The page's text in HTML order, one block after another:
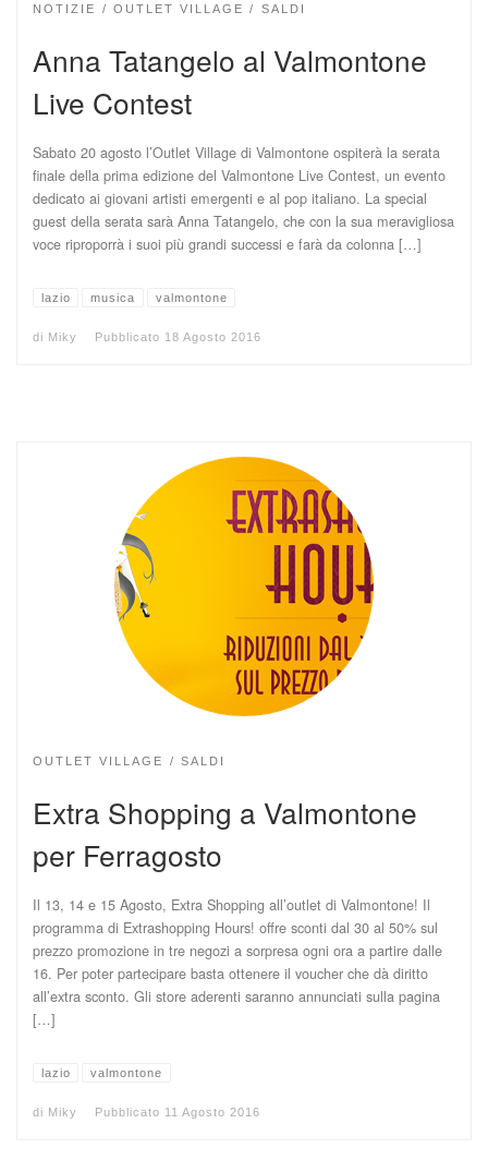
NOTIZIE OUTLET VILLAGE SALDI
Anna Tatangelo al Valmontone
Live Contest
Sabato 20 agosto l’Outlet Village di Valmontone ospiterà la serata
finale della prima edizione del Valmontone Live Contest, un evento
dedicato ai giovani artisti emergenti e al pop italiano. La special
guest della serata sarà Anna Tatangelo, che con la sua meravigliosa
voce riproporrà i suoi più grandi successi e farà da colonna […]
lazio musica valmontone
di Miky Pubblicato 18 Agosto 2016
OUTLET VILLAGE SALDI
Extra Shopping a Valmontone
per Ferragosto
Il 13, 14 e 15 Agosto, Extra Shopping all’outlet di Valmontone! Il
programma di Extrashopping Hours! offre sconti dal 30 al 50% sul
prezzo promozione in tre negozi a sorpresa ogni ora a partire dalle
16. Per poter partecipare basta ottenere il voucher che dà diritto
all’extra sconto. Gli store aderenti saranno annunciati sulla pagina
[…]
lazio valmontone
di Miky Pubblicato 11 Agosto 2016